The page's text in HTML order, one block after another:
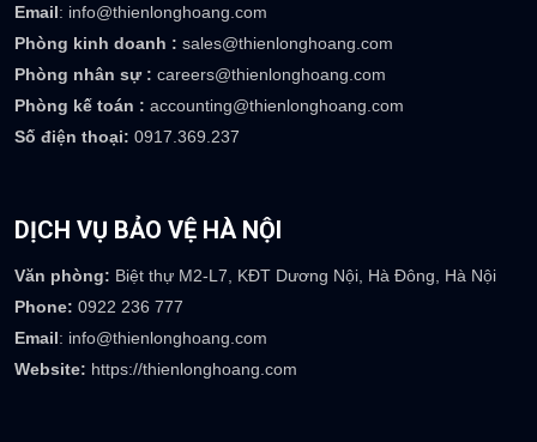
Email: info@thienlonghoang.com
Phòng kinh doanh : sales@thienlonghoang.com
Phòng nhân sự : careers@thienlonghoang.com
Phòng kế toán : accounting@thienlonghoang.com
Số điện thoại: 0917.369.237
DỊCH VỤ BẢO VỆ HÀ NỘI
Văn phòng: Biệt thự M2-L7, KĐT Dương Nội, Hà Đông, Hà Nội
Phone: 0922 236 777
Email: info@thienlonghoang.com
Website: https://thienlonghoang.com